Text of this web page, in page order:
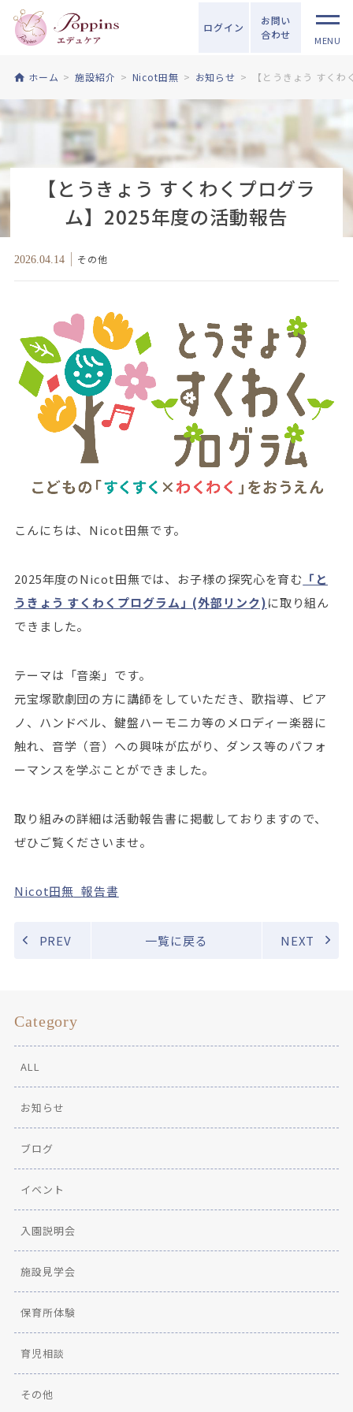
ログイン
お問い
合わせ
MENU
ホーム 施設紹介 Nicot田無 お知らせ 【とうきょう すく
【とうきょう すくわくプログラ
ム】2025年度の活動報告
2026.04.14 その他
こんにちは、Nicot田無です。
2025年度のNicot田無では、お子様の探究心を育む 「と
うきょう すくわくプログラム」(外部リンク)に取り組ん
できました。
テーマは「音楽」です。
元宝塚歌劇団の方に講師をしていただき、歌指導、ピア
ノ、ハンドベル、鍵盤ハーモニカ等のメロディー楽器に
触れ、音学（音）への興味が広がり、ダンス等のパフォ
ーマンスを学ぶことができました。
取り組みの詳細は活動報告書に掲載しておりますので、
ぜひご覧くださいませ。
Nicot田無_報告書
PREV 一覧に戻る NEXT
Category
ALL
お知らせ
ブログ
イベント
入園説明会
施設見学会
保育所体験
育児相談
その他